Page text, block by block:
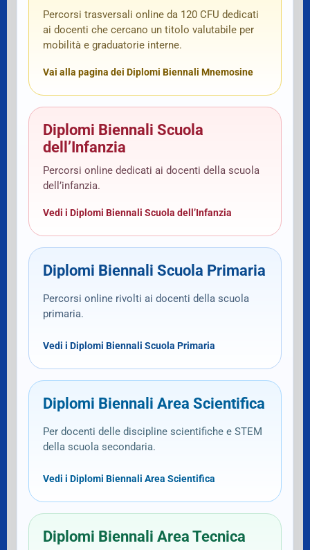
Percorsi trasversali online da 120 CFU dedicati
ai docenti che cercano un titolo valutabile per
mobilità e graduatorie interne.
Vai alla pagina dei Diplomi Biennali Mnemosine
Diplomi Biennali Scuola
dell’Infanzia
Percorsi online dedicati ai docenti della scuola
dell’infanzia.
Vedi i Diplomi Biennali Scuola dell’Infanzia
Diplomi Biennali Scuola Primaria
Percorsi online rivolti ai docenti della scuola
primaria.
Vedi i Diplomi Biennali Scuola Primaria
Diplomi Biennali Area Scientifica
Per docenti delle discipline scientifiche e STEM
della scuola secondaria.
Vedi i Diplomi Biennali Area Scientifica
Diplomi Biennali Area Tecnica